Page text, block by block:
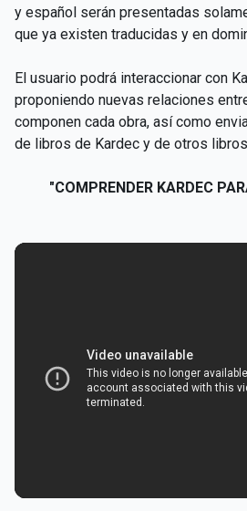
y español serán presentadas
que ya existen traducidas y en
El usuario podrá interaccionar con
proponiendo nuevas relaciones
componen cada obra, así como
de libros de Kardec y de otros
"COMPRENDER KARDEC